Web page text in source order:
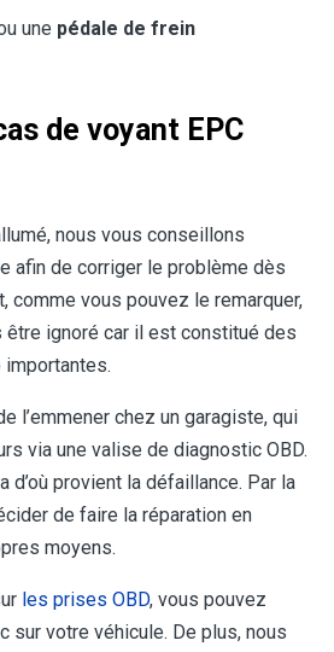
une pédale de frein
de voyant EPC
nous vous conseillons
afin de corriger le problème dès
comme vous pouvez le remarquer,
être ignoré car il est constitué des
l’emmener chez un garagiste, qui
via une valise de diagnostic OBD.
d’où provient la défaillance. Par la
de faire la réparation en
moyens.
les prises OBD, vous pouvez
sur votre véhicule. De plus, nous